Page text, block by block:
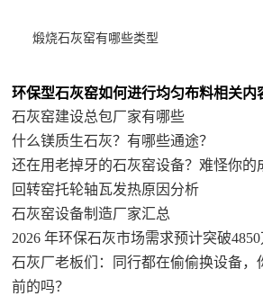
煅烧石灰窑有哪些类型
环保型石灰窑如何进行均匀布料相关内
石灰窑建设总包厂家有哪些
什么镁质生石灰？有哪些通途？
还在用老掉牙的石灰窑设备？难怪你的
回转窑托轮轴瓦发热原因分析
石灰窑设备制造厂家汇总
2026 年环保石灰市场需求预计突破
石灰厂老板们：同行都在偷偷换设备，
前的吗？